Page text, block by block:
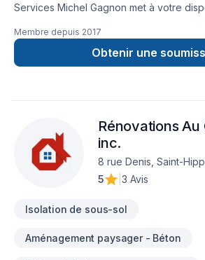
Services Michel Gagnon met à votre
Démolition, Escalier et rampe, Gypse,
Isolation entre-toît, Isolation mur,
Meubles, Peinture, Plancher, Porte de
à notre approche centrée sur le client,
solutions adaptées à vos besoins
budget. Demandez votre soumission
démarrez votre projet en toute
Membre depuis 2017
Obtenir une
Rénovations
inc.
8 rue Denis, Saint-
5
3 Avis
Isolation de sous-sol
Aménagement paysager - Béton